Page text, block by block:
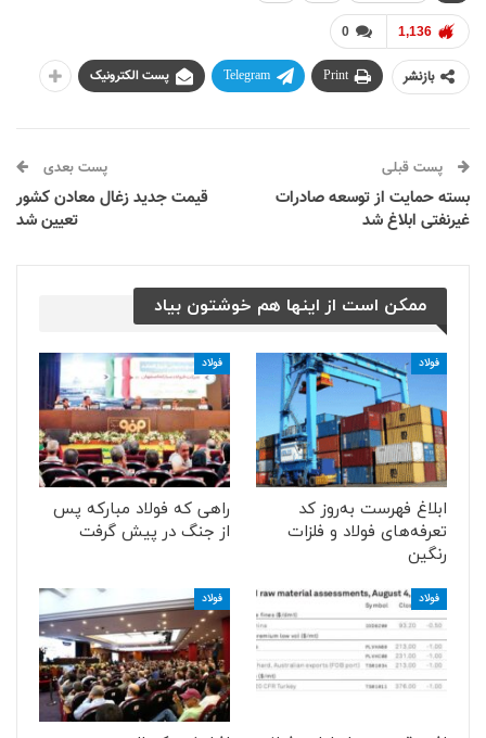
0 1,136
بازنشر Print
Telegram پست الکترونیک
پست قبلی
بسته حمایت از توسعه صادرات
غیرنفتی ابلاغ شد
پست بعدی
قیمت جدید زغال معادن کشور
تعیین شد
ممکن است از اینها هم خوشتون بیاد
فولاد
ابلاغ فهرست به‌روز کد
تعرفه‌های فولاد و فلزات
رنگین
فولاد
راهی که فولاد مبارکه پس
از جنگ در پیش گرفت
فولاد فولاد